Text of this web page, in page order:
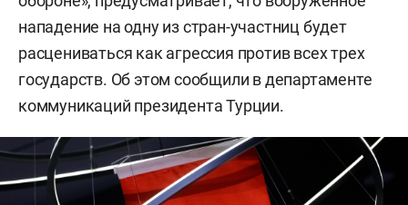
нападение на одну из стран-участниц будет
расцениваться как агрессия против всех трех
государств. Об этом сообщили в департаменте
коммуникаций президента Турции.